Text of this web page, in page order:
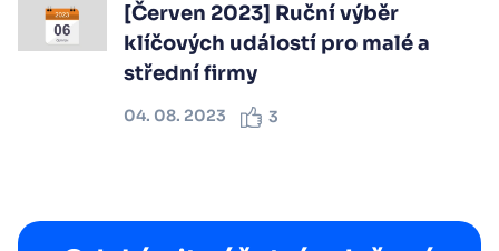
[Červen 2023] Ruční výběr
klíčových událostí pro malé a
střední firmy
04. 08. 2023 3